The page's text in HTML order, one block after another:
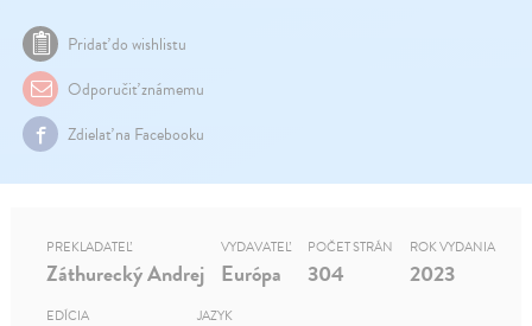
Pridať do wishlistu
Odporučiť známemu
Zdielať na Facebooku
PREKLADATEĽ
Záthurecký Andrej
VYDAVATEĽ
Európa
POČET STRÁN
304
ROK VYDANIA
2023
EDÍCIA JAZYK